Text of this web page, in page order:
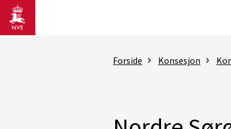
Gå til hovedinnhold
Forside Konsesjon